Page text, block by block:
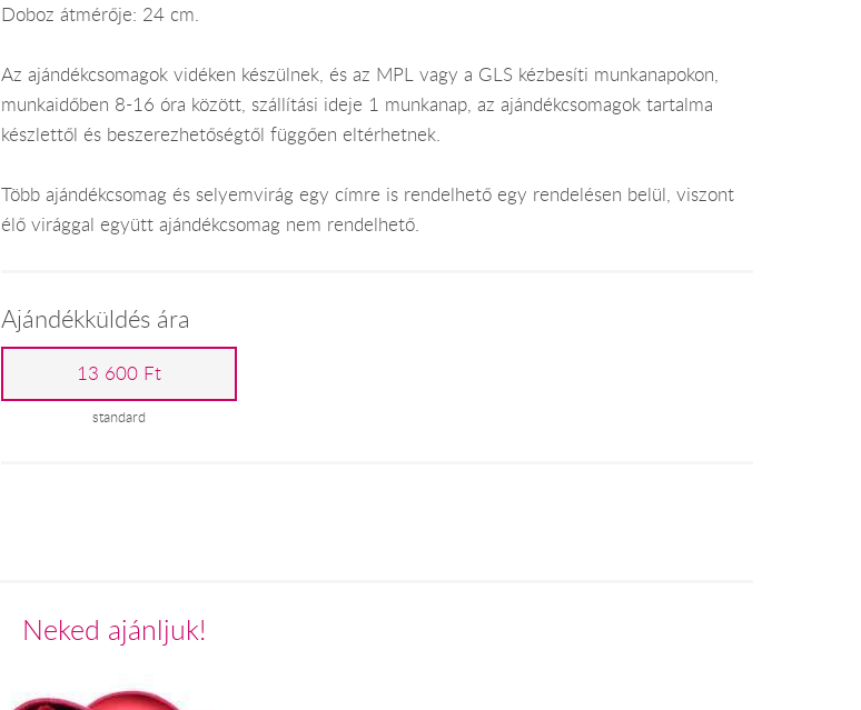
Doboz átmérője: 24 cm.
Az ajándékcsomagok vidéken készülnek, és az MPL vagy a GLS kézbesíti munkanapokon,
munkaidőben 8-16 óra között, szállítási ideje 1 munkanap, az ajándékcsomagok tartalma
készlettől és beszerezhetőségtől függően eltérhetnek.
Több ajándékcsomag és selyemvirág egy címre is rendelhető egy rendelésen belül, viszont
élő virággal együtt ajándékcsomag nem rendelhető.
Ajándékküldés ára
13 600 Ft
standard
Neked ajánljuk!